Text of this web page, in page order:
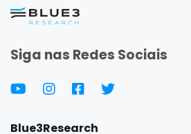
Siga nas Redes Sociais
Blue3Research